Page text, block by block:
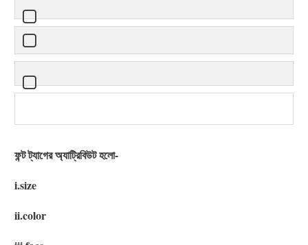
ফন্ট ট্যাগের অ্যাট্রিবিউট হলো-
i.size
ii.color